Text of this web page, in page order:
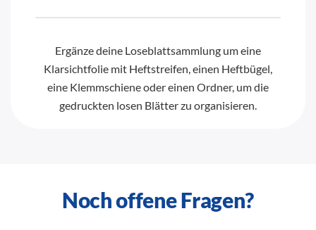
Ergänze deine Loseblattsammlung um eine
Klarsichtfolie mit Heftstreifen, einen Heftbügel,
eine Klemmschiene oder einen Ordner, um die
gedruckten losen Blätter zu organisieren.
Noch offene Fragen?